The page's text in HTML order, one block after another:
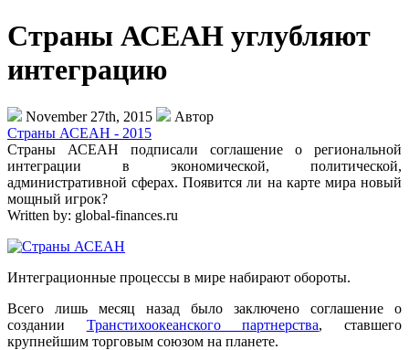
Страны АСЕАН углубляют
интеграцию
November 27th, 2015
Автор
Страны АСЕАН - 2015
Страны АСЕАН подписали соглашение о региональной
интеграции в экономической, политической,
административной сферах. Появится ли на карте мира новый
мощный игрок?
Written by: global-finances.ru
Интеграционные процессы в мире набирают обороты.
Всего лишь месяц назад было заключено соглашение о
создании Транстихоокеанского партнерства, ставшего
крупнейшим торговым союзом на планете.